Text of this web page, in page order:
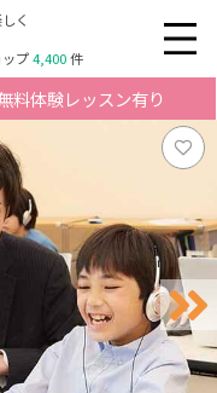
く
ップ4,400件
料体験レッスン有り